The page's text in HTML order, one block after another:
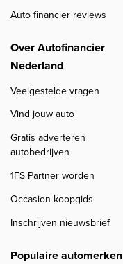
Auto financier reviews
Over Autofinancier
Nederland
Veelgestelde vragen
Vind jouw auto
Gratis adverteren
autobedrijven
1FS Partner worden
Occasion koopgids
Inschrijven nieuwsbrief
Populaire automerken